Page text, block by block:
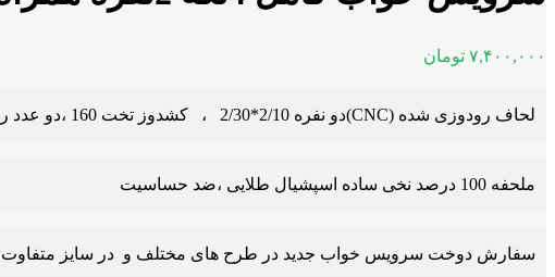
۷,۴۰۰,۰۰۰ تومان
لحاف رودوزی شده (CNC)دو نفره 2/10*2/30 ، کشدوز تخت 160 ،دو عدد روبالش ،
ملحفه 100 درصد نخی ساده اسپشیال طلایی ،ضد حساسیت
سفارش دوخت سرویس خواب جدید در طرح های مختلف و در سایز متفاوت کشدوز و